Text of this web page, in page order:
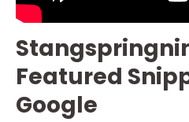
Featured
Google